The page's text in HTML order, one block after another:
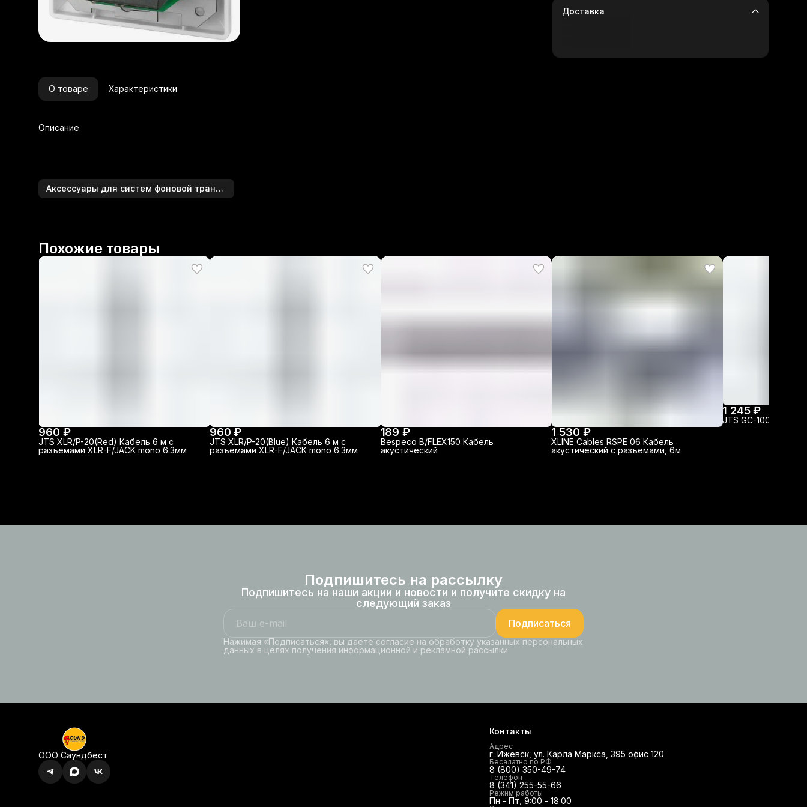
Доставка
О товаре Характеристики
Описание
Аксессуары для систем фоновой трансляции
Похожие товары
960 ₽
JTS XLR/P-20(Red) Кабель 6 м с
разъемами XLR-F/JACK mono 6.3мм
960 ₽
JTS XLR/P-20(Blue) Кабель 6 м с
разъемами XLR-F/JACK mono 6.3мм
189 ₽
Bespeco B/FLEX150 Кабель
акустический
1 530 ₽
XLINE Cables RSPE 06 Кабель
акустический с разъемами, 6м
1 245 ₽
JTS GC-100L
Подпишитесь на рассылку
Подпишитесь на наши акции и новости и получите скидку на
следующий заказ
Подписаться
Нажимая «Подписаться», вы даете согласие на обработку указанных персональных
данных в целях получения информационной и рекламной рассылки
ООО Саундбест
Контакты
Адрес
г. Ижевск, ул. Карла Маркса, 395 офис 120
Бесалатно по РФ
8 (800) 350-49-74
Телефон
8 (341) 255-55-66
Режим работы
Пн - Пт, 9:00 - 18:00